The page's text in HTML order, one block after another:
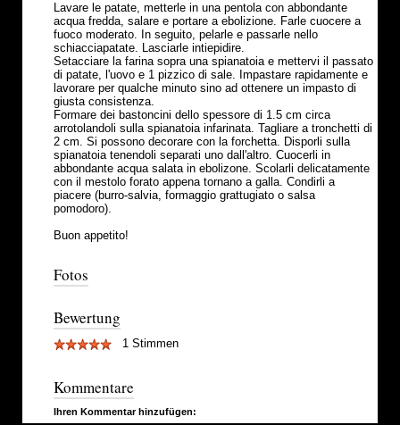
Lavare le patate, metterle in una pentola con abbondante
acqua fredda, salare e portare a ebolizione. Farle cuocere a
fuoco moderato. In seguito, pelarle e passarle nello
schiacciapatate. Lasciarle intiepidire.
Setacciare la farina sopra una spianatoia e mettervi il passato
di patate, l'uovo e 1 pizzico di sale. Impastare rapidamente e
lavorare per qualche minuto sino ad ottenere un impasto di
giusta consistenza.
Formare dei bastoncini dello spessore di 1.5 cm circa
arrotolandoli sulla spianatoia infarinata. Tagliare a tronchetti di
2 cm. Si possono decorare con la forchetta. Disporli sulla
spianatoia tenendoli separati uno dall'altro. Cuocerli in
abbondante acqua salata in ebolizone. Scolarli delicatamente
con il mestolo forato appena tornano a galla. Condirli a
piacere (burro-salvia, formaggio grattugiato o salsa
pomodoro).
Buon appetito!
Fotos
Bewertung
1 Stimmen
Kommentare
Ihren Kommentar hinzufügen: